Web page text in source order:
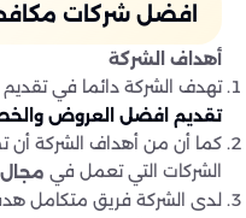
افضل شركات
أهداف الشركة
تهدف الشركة دائما في
تقديم افضل العروض
كما أن من أهداف الشركة أن
الشركات التي تعمل في
لدى الشركة فريق متكامل